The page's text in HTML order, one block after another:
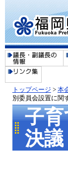
トップページ > 本
別委員会設置に関
子
決議